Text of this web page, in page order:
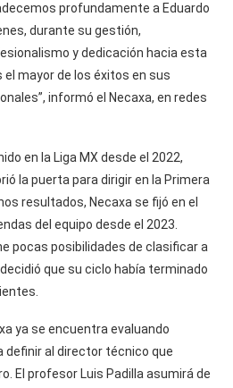
profundamente a Eduardo
durante su gestión,
y dedicación hacia esta
mayor de los éxitos en sus
informó el Necaxa, en redes
en la Liga MX desde el 2022,
la puerta para dirigir en la Primera
resultados, Necaxa se fijó en el
del equipo desde el 2023.
pocas posibilidades de clasificar a
que su ciclo había terminado
ya se encuentra evaluando
al director técnico que
El profesor Luis Padilla asumirá de